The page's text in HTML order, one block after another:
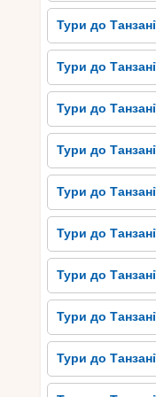
і навіть акул.
занурюватися
сноркелінгом і
коралові сади
Окрім дайвінгу,
катамаран-
насолодитися
острови
є риболовля –
спробувати
Загалом, Пемба
любителів
Кришталево
рифів і
роблять цей
будь-якого
Тури до
Тури до
Тури до
Тури до
Тури до
Тури до
Тури до
Тури до
Тури до